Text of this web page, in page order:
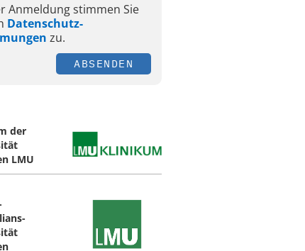
Anmeldung stimmen Sie
Datenschutz-
zu.
ABSENDEN
der
LMU